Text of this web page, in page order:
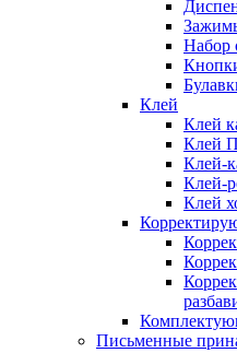
Набор
Клей
Клей
Клей
Клей-
Клей-
Клей
Письменные